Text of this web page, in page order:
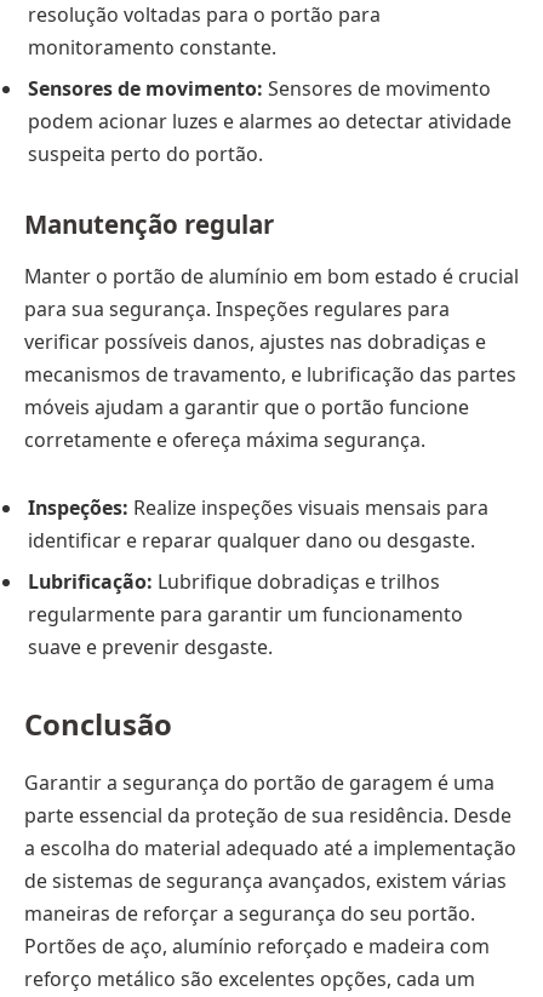
resolução voltadas para o portão para
monitoramento constante.
Sensores de movimento: Sensores de movimento
podem acionar luzes e alarmes ao detectar atividade
suspeita perto do portão.
Manutenção regular
Manter o portão de alumínio em bom estado é crucial
para sua segurança. Inspeções regulares para
verificar possíveis danos, ajustes nas dobradiças e
mecanismos de travamento, e lubrificação das partes
móveis ajudam a garantir que o portão funcione
corretamente e ofereça máxima segurança.
Inspeções: Realize inspeções visuais mensais para
identificar e reparar qualquer dano ou desgaste.
Lubrificação: Lubrifique dobradiças e trilhos
regularmente para garantir um funcionamento
suave e prevenir desgaste.
Conclusão
Garantir a segurança do portão de garagem é uma
parte essencial da proteção de sua residência. Desde
a escolha do material adequado até a implementação
de sistemas de segurança avançados, existem várias
maneiras de reforçar a segurança do seu portão.
Portões de aço, alumínio reforçado e madeira com
reforço metálico são excelentes opções, cada um